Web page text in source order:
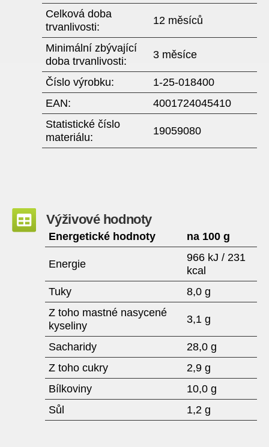
Celková doba
trvanlivosti:
12 měsíců
Minimální zbývající
doba trvanlivosti:
3 měsíce
Číslo výrobku:
1-25-018400
EAN:
4001724045410
Statistické číslo
materiálu:
19059080
Výživové hodnoty
Energetické hodnoty na 100 g
Energie
966 kJ / 231
kcal
Tuky
8,0 g
Z toho mastné nasycené
kyseliny
3,1 g
Sacharidy
28,0 g
Z toho cukry
2,9 g
Bílkoviny
10,0 g
Sůl
1,2 g